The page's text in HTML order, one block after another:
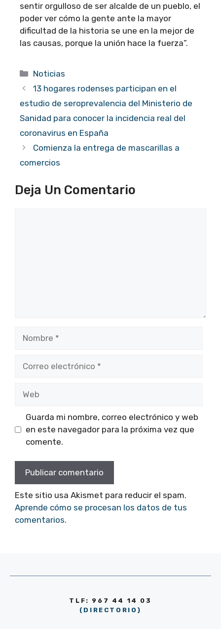
sentir orgulloso de ser alcalde de un pueblo, el
poder ver cómo la gente ante la mayor
dificultad de la historia se une en la mejor de
las causas, porque la unión hace la fuerza”.
Categorías
Noticias
13 hogares rodenses participan en el
estudio de seroprevalencia del Ministerio de
Sanidad para conocer la incidencia real del
coronavirus en España
Comienza la entrega de mascarillas a
comercios
Deja Un Comentario
Guarda mi nombre, correo electrónico y web
en este navegador para la próxima vez que
comente.
Este sitio usa Akismet para reducir el spam.
Aprende cómo se procesan los datos de tus
comentarios.
TLF: 967 44 14 03
(DIRECTORIO)